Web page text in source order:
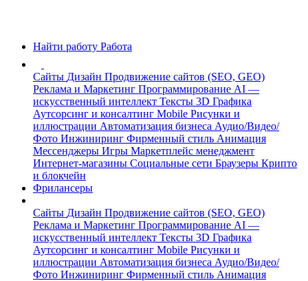
Найти работу Работа
Сайты Дизайн Продвижение сайтов (SEO, GEO)
Реклама и Маркетинг Программирование AI —
искусственный интеллект Тексты 3D Графика
Аутсорсинг и консалтинг Mobile Рисунки и
иллюстрации Автоматизация бизнеса Аудио/Видео/
Фото Инжиниринг Фирменный стиль Анимация
Мессенджеры Игры Маркетплейс менеджмент
Интернет-магазины Социальные сети Браузеры Крипто
и блокчейн
Фрилансеры
Сайты Дизайн Продвижение сайтов (SEO, GEO)
Реклама и Маркетинг Программирование AI —
искусственный интеллект Тексты 3D Графика
Аутсорсинг и консалтинг Mobile Рисунки и
иллюстрации Автоматизация бизнеса Аудио/Видео/
Фото Инжиниринг Фирменный стиль Анимация